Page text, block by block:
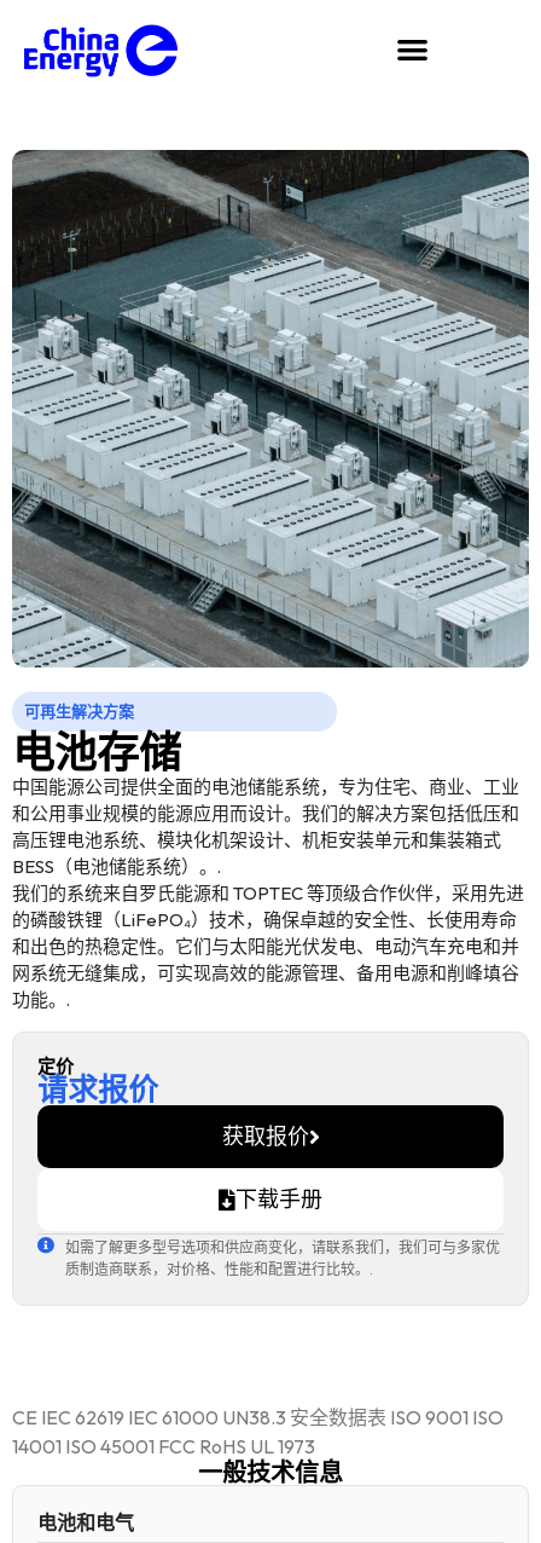
可再生解决方案
电池存储
中国能源公司提供全面的电池储能系统，专为住宅、商业、工业
和公用事业规模的能源应用而设计。我们的解决方案包括低压和
高压锂电池系统、模块化机架设计、机柜安装单元和集装箱式
BESS（电池储能系统）。.
我们的系统来自罗氏能源和 TOPTEC 等顶级合作伙伴，采用先进
的磷酸铁锂（LiFePO₄）技术，确保卓越的安全性、长使用寿命
和出色的热稳定性。它们与太阳能光伏发电、电动汽车充电和并
网系统无缝集成，可实现高效的能源管理、备用电源和削峰填谷
功能。.
定价
请求报价
获取报价
下载手册
如需了解更多型号选项和供应商变化，请联系我们，我们可与多家优
质制造商联系，对价格、性能和配置进行比较。.
CE IEC 62619 IEC 61000 UN38.3 安全数据表 ISO 9001 ISO
14001 ISO 45001 FCC RoHS UL 1973
一般技术信息
电池和电气